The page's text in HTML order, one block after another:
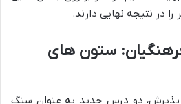
را در نتیجه نهایی دارند.
ستون های
پذیرش، دو درس جدید به عنوان سنگ